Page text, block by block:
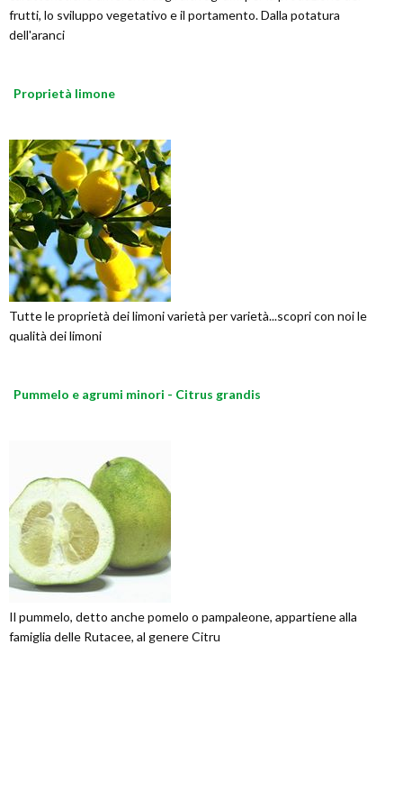
frutti, lo sviluppo vegetativo e il portamento. Dalla potatura
dell'aranci
Proprietà limone
Tutte le proprietà dei limoni varietà per varietà...scopri con noi le
qualità dei limoni
Pummelo e agrumi minori - Citrus grandis
Il pummelo, detto anche pomelo o pampaleone, appartiene alla
famiglia delle Rutacee, al genere Citru